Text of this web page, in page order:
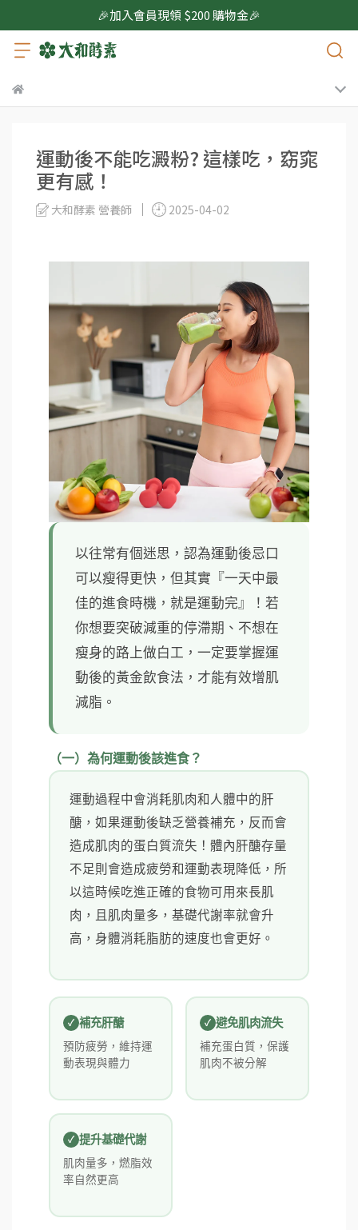
🎉加入會員現領 $200 購物金🎉
運動後不能吃澱粉? 這樣吃，窈窕
更有感！
大和酵素 營養師 2025-04-02
以往常有個迷思，認為運動後忌口
可以瘦得更快，但其實『一天中最
佳的進食時機，就是運動完』！若
你想要突破減重的停滯期、不想在
瘦身的路上做白工，一定要掌握運
動後的黃金飲食法，才能有效增肌
減脂。
（一）為何運動後該進食？
運動過程中會消耗肌肉和人體中的肝
醣，如果運動後缺乏營養補充，反而會
造成肌肉的蛋白質流失！體內肝醣存量
不足則會造成疲勞和運動表現降低，所
以這時候吃進正確的食物可用來長肌
肉，且肌肉量多，基礎代謝率就會升
高，身體消耗脂肪的速度也會更好。
補充肝醣
預防疲勞，維持運
動表現與體力
避免肌肉流失
補充蛋白質，保護
肌肉不被分解
提升基礎代謝
肌肉量多，燃脂效
率自然更高